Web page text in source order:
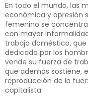
En todo el mundo, las
económica y opresión
femenino se
con mayor
trabajo doméstico,
dedicado por los
vende su fuerza de
que además sostie­ne,
reproducción de la
capitalista.